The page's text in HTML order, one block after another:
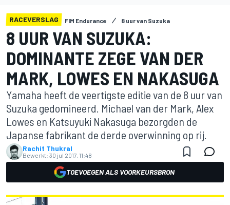
RACEVERSLAG FIM Endurance 8 uur van Suzuka
8 UUR VAN SUZUKA:
DOMINANTE ZEGE VAN DER
MARK, LOWES EN NAKASUGA
Yamaha heeft de veertigste editie van de 8 uur van
Suzuka gedomineerd. Michael van der Mark, Alex
Lowes en Katsuyuki Nakasuga bezorgden de
Japanse fabrikant de derde overwinning op rij.
Rachit Thukral
Bewerkt: 30 jul 2017, 11:48
TOEVOEGEN ALS VOORKEURSBRON